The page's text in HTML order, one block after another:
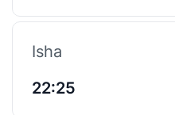
Isha
22:25